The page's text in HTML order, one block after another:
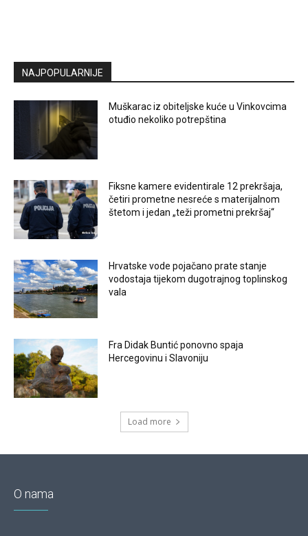
NAJPOPULARNIJE
Muškarac iz obiteljske kuće u Vinkovcima
otuđio nekoliko potrepština
Fiksne kamere evidentirale 12 prekršaja,
četiri prometne nesreće s materijalnom
štetom i jedan „teži prometni prekršaj“
Hrvatske vode pojačano prate stanje
vodostaja tijekom dugotrajnog toplinskog
vala
Fra Didak Buntić ponovno spaja
Hercegovinu i Slavoniju
Load more
O nama